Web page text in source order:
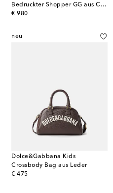
Bedruckter Shopper GG aus Canvas
€ 980
original price
neu
Dolce&Gabbana Kids
Crossbody Bag aus Leder
€ 475
original price